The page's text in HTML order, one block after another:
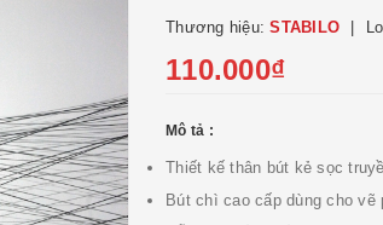
Thương hiệu:STABILO
110.000₫
Mô tả :
Thiết kế thân bút kẻ sọc
Bút chì cao cấp dùng cho vẽ